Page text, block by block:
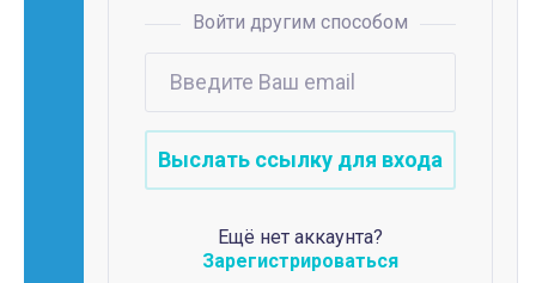
Войти другим способом
Ещё нет аккаунта?
Зарегистрироваться